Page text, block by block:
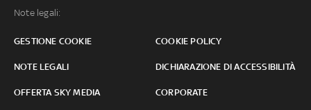
Note legali:
GESTIONE COOKIE COOKIE POLICY
NOTE LEGALI DICHIARAZIONE DI ACCESSIBILITÀ
OFFERTA SKY MEDIA CORPORATE